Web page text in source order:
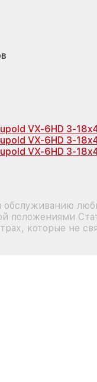
VX-6HD 3-
VX-6HD 3-
VX-6HD 3-
положениями
которые не